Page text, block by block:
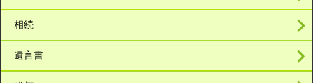
相続
遺言書